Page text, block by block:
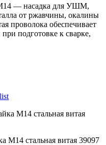
— насадка для УШМ,
от ржавчины, окалины
проволока обеспечивает
подготовке к сварке,
М14 стальная витая 39097